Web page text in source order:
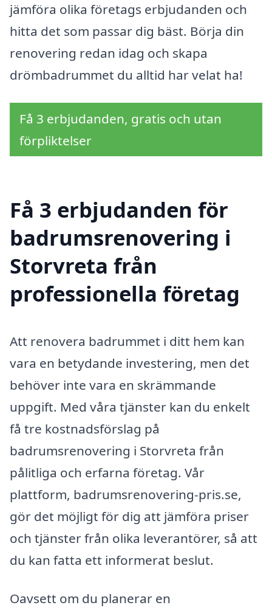
jämföra olika företags erbjudanden och
hitta det som passar dig bäst. Börja din
renovering redan idag och skapa
drömbadrummet du alltid har velat ha!
Få 3 erbjudanden, gratis och utan
förpliktelser
Få 3 erbjudanden för
badrumsrenovering i
Storvreta från
professionella företag
Att renovera badrummet i ditt hem kan
vara en betydande investering, men det
behöver inte vara en skrämmande
uppgift. Med våra tjänster kan du enkelt
få tre kostnadsförslag på
badrumsrenovering i Storvreta från
pålitliga och erfarna företag. Vår
plattform, badrumsrenovering-pris.se,
gör det möjligt för dig att jämföra priser
och tjänster från olika leverantörer, så att
du kan fatta ett informerat beslut.
Oavsett om du planerar en